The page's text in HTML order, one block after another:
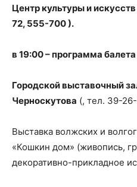
Центр культуры и
72, 555-700 ).
в 19:00 – программа
Городской выставочный
Черноскутова (, тел. 39-
Выставка волжских и
«Кошкин дом» (живопись,
декоративно-прикладное